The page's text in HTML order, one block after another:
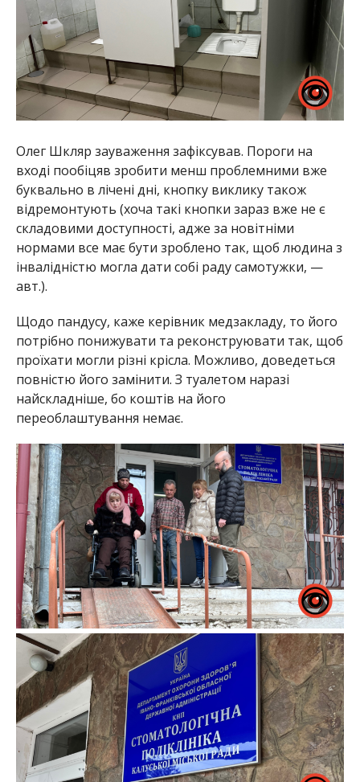
Олег Шкляр зауваження зафіксував. Пороги на
вході пообіцяв зробити менш проблемними вже
буквально в лічені дні, кнопку виклику також
відремонтують (хоча такі кнопки зараз вже не є
складовими доступності, адже за новітніми
нормами все має бути зроблено так, щоб людина з
інвалідністю могла дати собі раду самотужки, —
авт.).
Щодо пандусу, каже керівник медзакладу, то його
потрібно понижувати та реконструювати так, щоб
проїхати могли різні крісла. Можливо, доведеться
повністю його замінити. З туалетом наразі
найскладніше, бо коштів на його
переоблаштування немає.